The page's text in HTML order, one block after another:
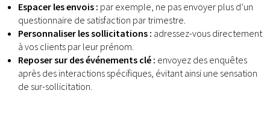
Espacer les envois : par exemple, ne pas envoyer plus d’un
questionnaire de satisfaction par trimestre.
Personnaliser les sollicitations : adressez-vous directement
à vos clients par leur prénom.
Reposer sur des événements clé : envoyez des enquêtes
après des interactions spécifiques, évitant ainsi une sensation
de sur-sollicitation.